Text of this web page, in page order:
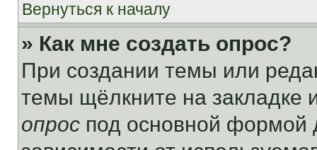
Вернуться к началу
» Как мне создать опрос?
При создании темы или
темы щёлкните на
опрос под основной формой